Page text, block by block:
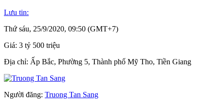
Lưu tin:
Thứ sáu, 25/9/2020, 09:50 (GMT+7)
Giá: 3 tỷ 500 triệu
Địa chỉ: Ấp Bắc, Phường 5, Thành phố Mỹ Tho, Tiền Giang
Người đăng: Truong Tan Sang